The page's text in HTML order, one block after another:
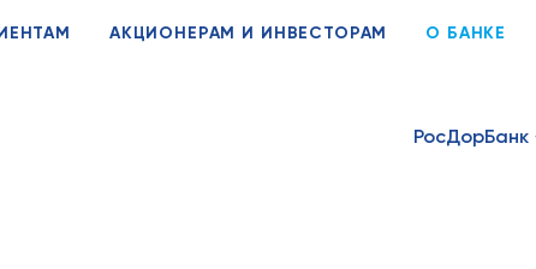
АКЦИОНЕРАМ И ИНВЕСТОРАМ О БАНКЕ
РосДорБанк